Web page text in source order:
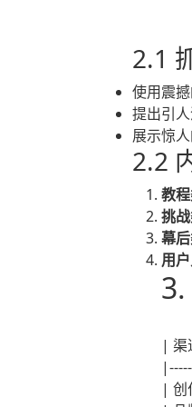
2.1
使用震
提出引
展示惊
2.2
教
挑
幕
用
| 渠
|